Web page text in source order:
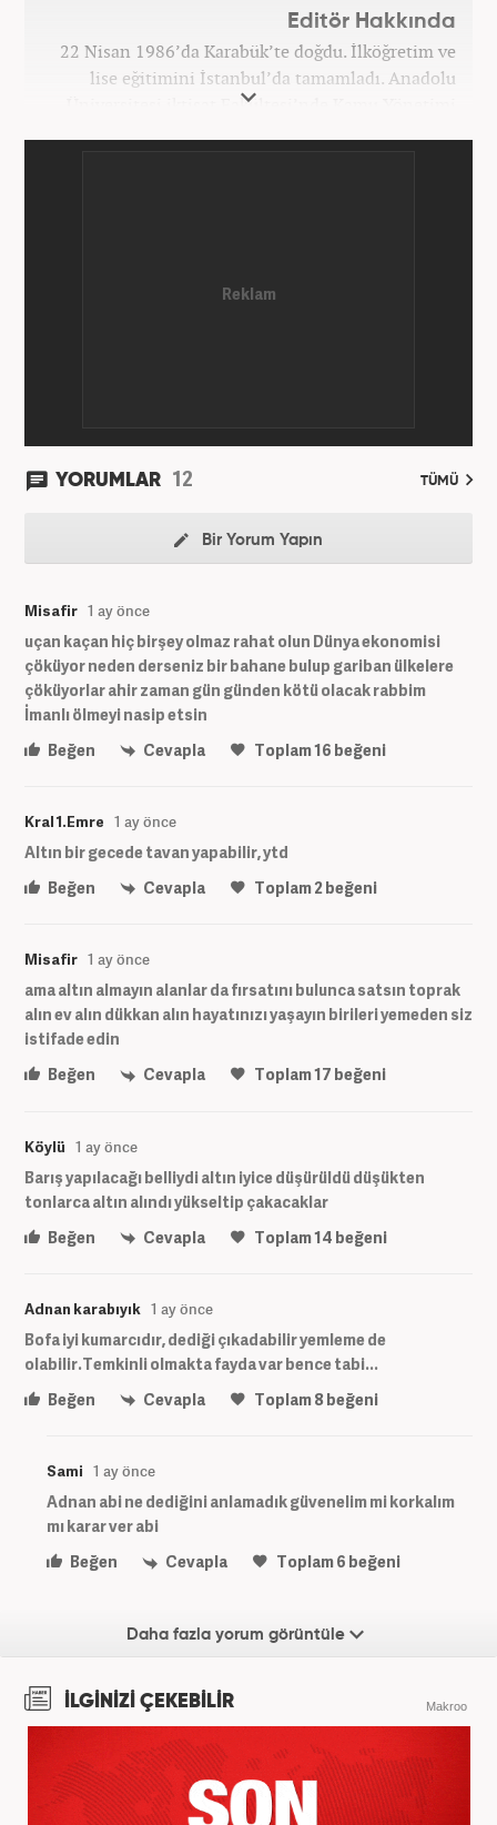
Editör Hakkında
22 Nisan 1986’da Karabük’te doğdu. İlköğretim ve
lise eğitimini İstanbul’da tamamladı. Anadolu
Üniversitesi iktisat Fakültesi’nde Kamu Yönetimi
YORUMLAR 12 TÜMÜ
Bir Yorum Yapın
Misafir 1 ay önce
uçan kaçan hiç birşey olmaz rahat olun Dünya ekonomisi
çöküyor neden derseniz bir bahane bulup gariban ülkelere
çöküyorlar ahir zaman gün günden kötü olacak rabbim
İmanlı ölmeyi nasip etsin
Beğen
Cevapla Toplam16 beğeni
Kral 1.Emre 1 ay önce
Altın bir gecede tavan yapabilir, ytd
Beğen
Cevapla Toplam2beğeni
Misafir 1 ay önce
ama altın almayın alanlar da fırsatını bulunca satsın toprak
alın ev alın dükkan alın hayatınızı yaşayın birileri yemeden siz
istifade edin
Beğen
Cevapla Toplam17 beğeni
Köylü 1 ay önce
Barış yapılacağı belliydi altın iyice düşürüldü düşükten
tonlarca altın alındı yükseltip çakacaklar
Beğen
Cevapla Toplam14 beğeni
Adnan karabıyık 1 ay önce
Bofa iyi kumarcıdır, dediği çıkadabilir yemleme de
olabilir.Temkinli olmakta fayda var bence tabi...
Beğen
Cevapla Toplam8beğeni
Sami 1 ay önce
Adnan abi ne dediğini anlamadık güvenelim mi korkalım
mı karar ver abi
Beğen
Cevapla Toplam6 beğeni
Daha fazla yorum görüntüle
İLGİNİZİ ÇEKEBİLİR Makroo